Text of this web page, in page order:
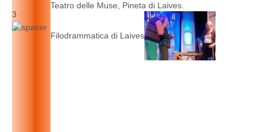
3
Teatro delle Muse, Pineta di Laives.
Filodrammatica di Laives